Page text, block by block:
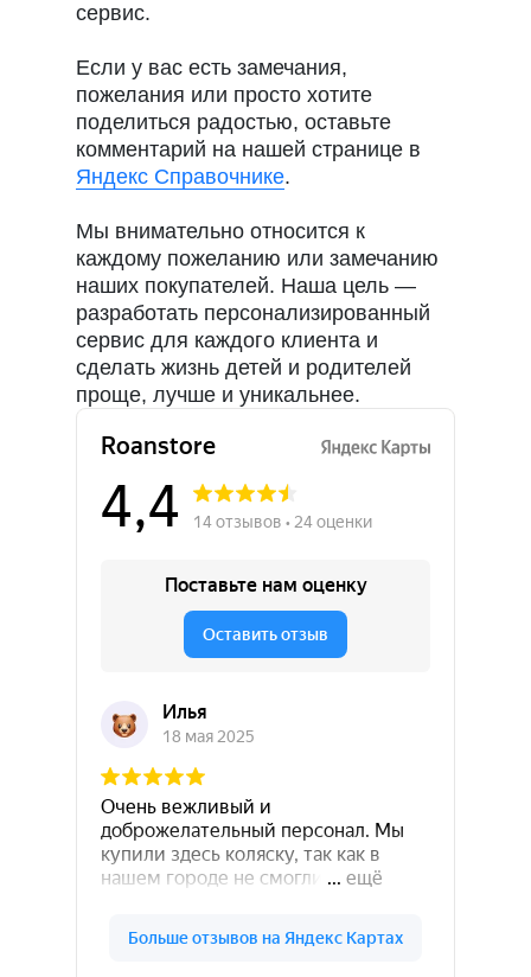
сервис.
Если у вас есть замечания,
пожелания или просто хотите
поделиться радостью, оставьте
комментарий на нашей странице в
Яндекс Справочнике.
Мы внимательно относится к
каждому пожеланию или замечанию
наших покупателей. Наша цель —
разработать персонализированный
сервис для каждого клиента и
сделать жизнь детей и родителей
проще, лучше и уникальнее.